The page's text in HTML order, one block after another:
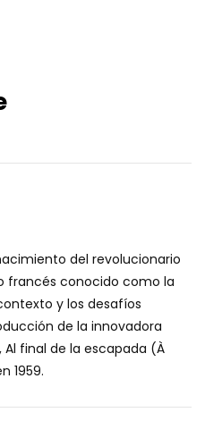
del revolucionario
conocido como la
y los desafíos
de la innovadora
final de la escapada (À
1959.